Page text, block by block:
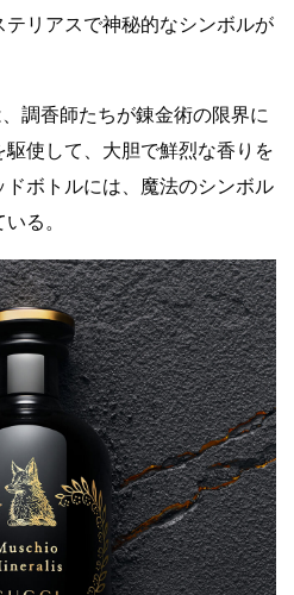
リアスで神秘的なシンボルが
調香師たちが錬金術の限界に
使して、大胆で鮮烈な香りを
ボトルには、魔法のシンボル
る。